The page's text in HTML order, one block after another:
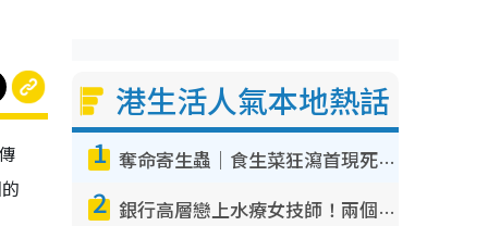
港生活人氣本地熱話
1 奪命寄生蟲｜食生菜狂瀉首現死者！疫潮惡化錄1.8萬宗病例 揭洗菜3大謬誤
2 銀行高層戀上水療女技師！兩個月借128萬驚覺「沉船」沉落火海 揭背後疑似邪教操控賣淫